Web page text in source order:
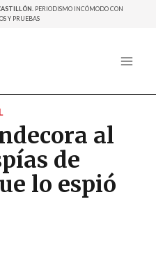
PERIODISMO INCÓMODO CON
Y PRUEBAS
al
de
lo espió